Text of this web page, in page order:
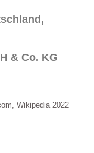
& Co. KG
Wikipedia 2022